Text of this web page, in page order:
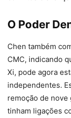
O Poder
Chen também
CMC, indicando
Xi, pode agora
independentes.
remoção de
tinham ligações